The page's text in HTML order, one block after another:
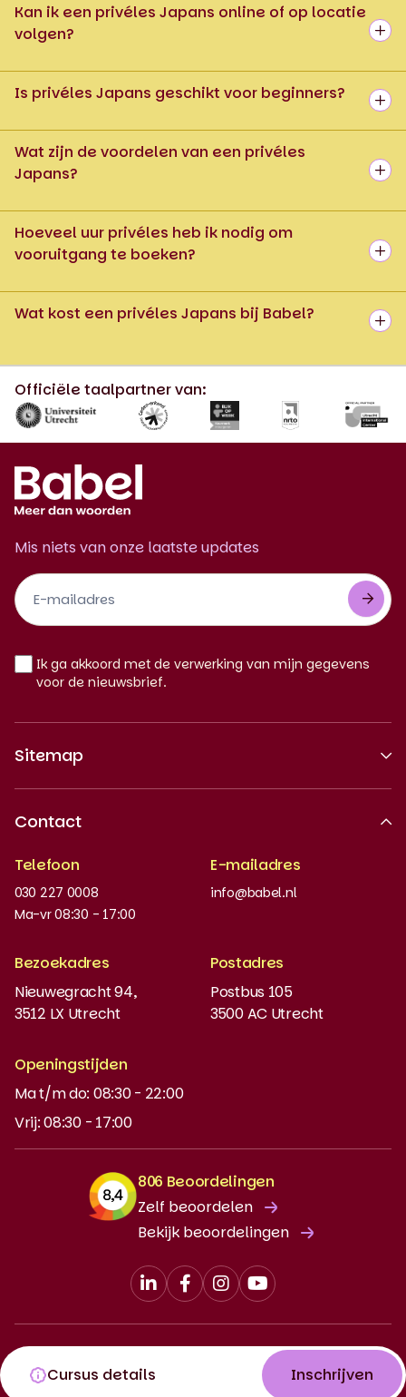
Cursus details Inschrijven
Kan ik een privéles Japans online of op locatie
volgen?
Is privéles Japans geschikt voor beginners?
Wat zijn de voordelen van een privéles
Japans?
Hoeveel uur privéles heb ik nodig om
vooruitgang te boeken?
Wat kost een privéles Japans bij Babel?
Officiële taalpartner van:
Mis niets van onze laatste updates
Footer
Newsletter
NL
Ik ga akkoord met de verwerking van mijn gegevens
voor de nieuwsbrief.
Sitemap
Nieuws en updates
Instaptoets
MyBabel
NT2
DUO-lening
Contact
Telefoon
030 227 0008
Ma-vr 08:30 - 17:00
E-mailadres
info@babel.nl
Bezoekadres
Nieuwegracht 94,
3512 LX Utrecht
Postadres
Postbus 105
3500 AC Utrecht
Openingstijden
Ma t/m do: 08:30 - 22:00
Vrij: 08:30 - 17:00
806 Beoordelingen
Zelf beoordelen
Bekijk beoordelingen
© 2026 Babel. Alle rechten voorbehouden.
Klachtenprocedure